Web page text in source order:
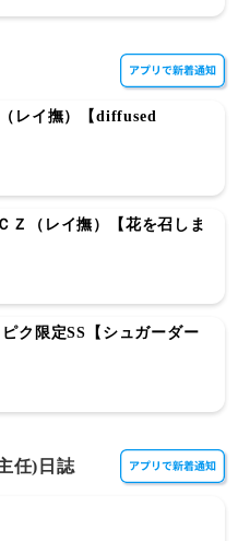
レイ撫）【diffused
Ｚ（レイ撫）【花を召しま
ク限定SS【シュガーダー
任)日誌